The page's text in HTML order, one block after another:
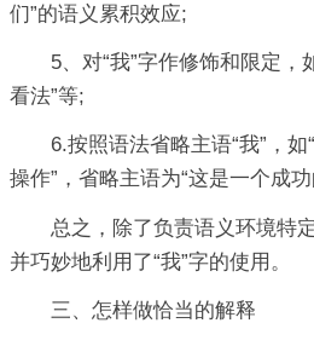
们”的语义累积效应;
5、对“我”字作修饰和限定，
看法”等;
6.按照语法省略主语“我”，
操作”，省略主语为“这是一个成功
总之，除了负责语义环境特
并巧妙地利用了“我”字的使用。
三、怎样做恰当的解释